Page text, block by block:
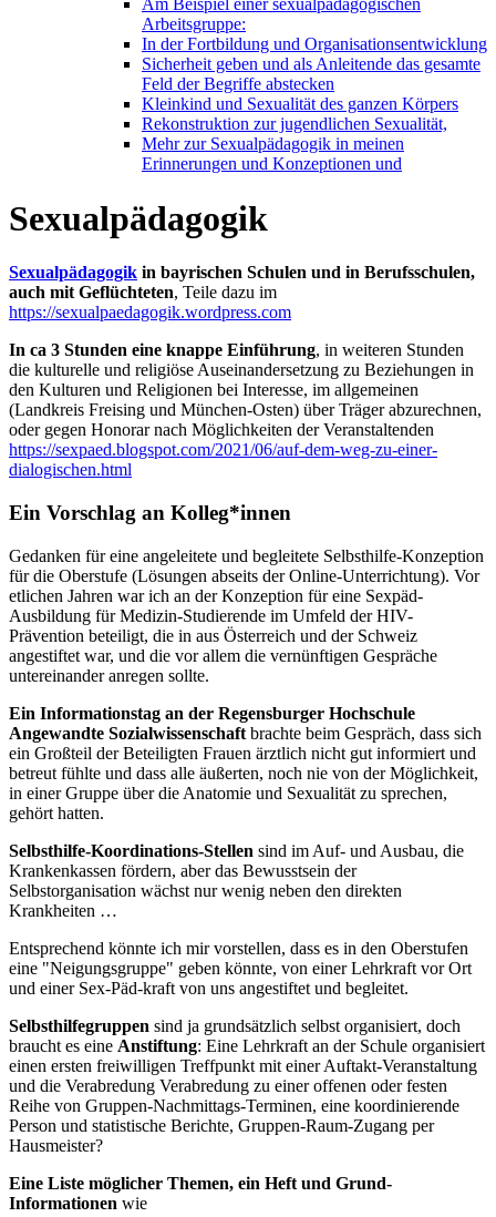
Am Beispiel einer sexualpädagogischen
Arbeitsgruppe:
In der Fortbildung und Organisationsentwicklung
Sicherheit geben und als Anleitende das gesamte
Feld der Begriffe abstecken
Kleinkind und Sexualität des ganzen Körpers
Rekonstruktion zur jugendlichen Sexualität,
Mehr zur Sexualpädagogik in meinen
Erinnerungen und Konzeptionen und
Sexualpädagogik
Sexualpädagogik in bayrischen Schulen und in Berufsschulen,
auch mit Geflüchteten, Teile dazu im
https://sexualpaedagogik.wordpress.com
In ca 3 Stunden eine knappe Einführung, in weiteren Stunden
die kulturelle und religiöse Auseinandersetzung zu Beziehungen in
den Kulturen und Religionen bei Interesse, im allgemeinen
(Landkreis Freising und München-Osten) über Träger abzurechnen,
oder gegen Honorar nach Möglichkeiten der Veranstaltenden
https://sexpaed.blogspot.com/2021/06/auf-dem-weg-zu-einer-
dialogischen.html
Ein Vorschlag an Kolleg*innen
Gedanken für eine angeleitete und begleitete Selbsthilfe-Konzeption
für die Oberstufe (Lösungen abseits der Online-Unterrichtung). Vor
etlichen Jahren war ich an der Konzeption für eine Sexpäd-
Ausbildung für Medizin-Studierende im Umfeld der HIV-
Prävention beteiligt, die in aus Österreich und der Schweiz
angestiftet war, und die vor allem die vernünftigen Gespräche
untereinander anregen sollte.
Ein Informationstag an der Regensburger Hochschule
Angewandte Sozialwissenschaft brachte beim Gespräch, dass sich
ein Großteil der Beteiligten Frauen ärztlich nicht gut informiert und
betreut fühlte und dass alle äußerten, noch nie von der Möglichkeit,
in einer Gruppe über die Anatomie und Sexualität zu sprechen,
gehört hatten.
Selbsthilfe-Koordinations-Stellen sind im Auf- und Ausbau, die
Krankenkassen fördern, aber das Bewusstsein der
Selbstorganisation wächst nur wenig neben den direkten
Krankheiten …
Entsprechend könnte ich mir vorstellen, dass es in den Oberstufen
eine "Neigungsgruppe" geben könnte, von einer Lehrkraft vor Ort
und einer Sex-Päd-kraft von uns angestiftet und begleitet.
Selbsthilfegruppen sind ja grundsätzlich selbst organisiert, doch
braucht es eine Anstiftung: Eine Lehrkraft an der Schule organisiert
einen ersten freiwilligen Treffpunkt mit einer Auftakt-Veranstaltung
und die Verabredung Verabredung zu einer offenen oder festen
Reihe von Gruppen-Nachmittags-Terminen, eine koordinierende
Person und statistische Berichte, Gruppen-Raum-Zugang per
Hausmeister?
Eine Liste möglicher Themen, ein Heft und Grund-
Informationen wie